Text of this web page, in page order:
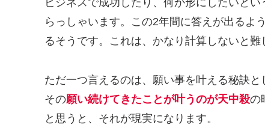
ビジネスで成功したり、何か形にしたいと
らっしゃいます。この2年間に答えが出るよ
るそうです。これは、かなり計算しないと難
ただ一つ言えるのは、願い事を叶える秘訣と
その願い続けてきたことが叶うのが天中殺の
と思うと、それが現実になります。